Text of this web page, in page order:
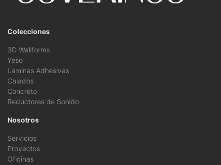
Colecciones
3D Wallforms
Yeso
Laminas Adhesivas
Calados
Concreto
Reductores de Sonido
Nosotros
Servicios
Proyectos
Oficinas